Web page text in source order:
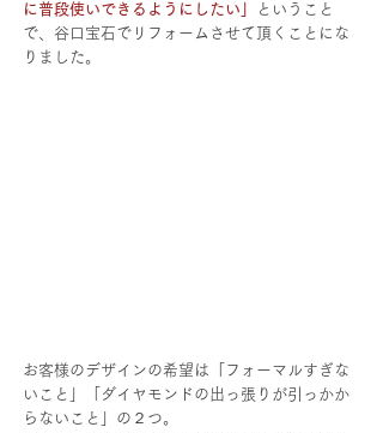
に普段使いできるようにしたい」
ということ
で、谷口宝石でリフォームさせて頂くことにな
りました。
お客様のデザインの希望は「フォーマルすぎな
いこと」「ダイヤモンドの出っ張りが引っかか
らないこと」の２つ。